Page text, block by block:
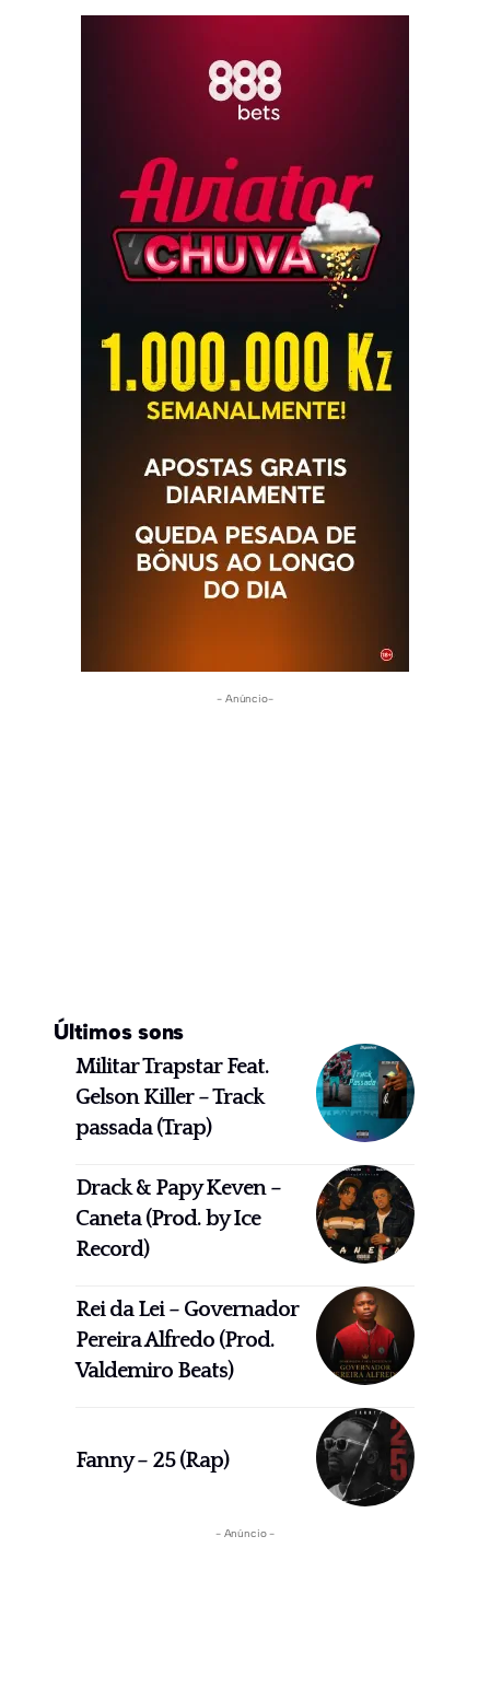
- Anúncio-
Últimos sons
Militar Trapstar Feat.
Gelson Killer – Track
passada (Trap)
Drack & Papy Keven –
Caneta (Prod. by Ice
Record)
Rei da Lei – Governador
Pereira Alfredo (Prod.
Valdemiro Beats)
Fanny – 25 (Rap)
- Anúncio -